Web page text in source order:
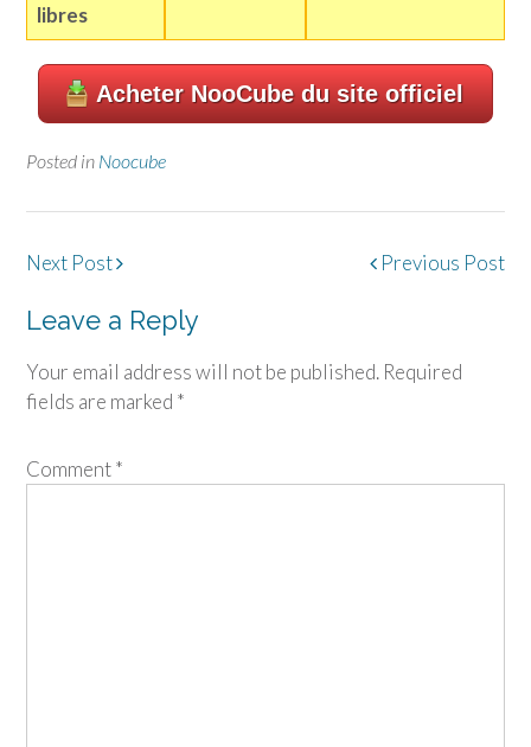
libres
Acheter NooCube du site officiel
Posted in Noocube
Post
Previous Post
Next Post
Leave a Reply
Your email address will not be published. Required
fields are marked *
Comment*